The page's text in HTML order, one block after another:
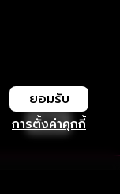
การตั้งค่าคุกกี้
ยอมรับ
เปิด